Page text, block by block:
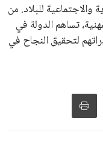
إلى أن إنفانتينو
في ظل غياب
الدولية. هذا يعزز